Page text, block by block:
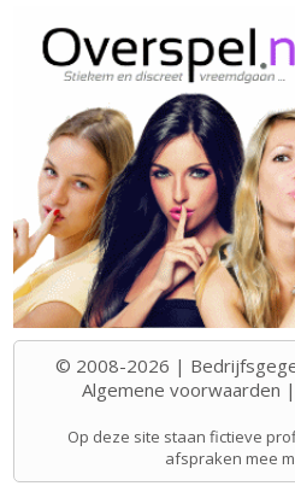
© 2008-2026 |
Algemene voorwaarden |
Op deze site staan fictieve
afspraken mee